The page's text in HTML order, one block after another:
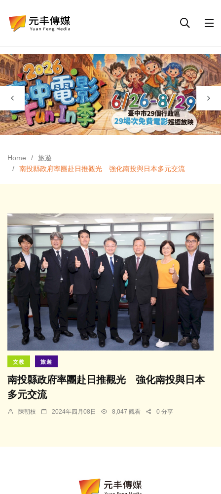
Home
旅遊
南投縣政府率團赴日推觀光 強化南投與日本多元交流
文教 旅遊
南投縣政府率團赴日推觀光 強化南投與日本
多元交流
陳朝枝 2024年四月08日 8,047 觀看 0 分享